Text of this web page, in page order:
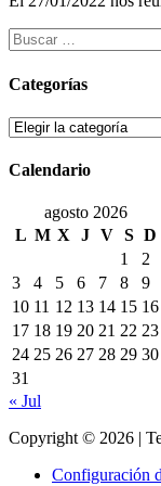
Buscar:
Categorías
Categorías
Calendario
agosto 2026
L M X J V S D
1
2
3
4 5 6 7 8
9
10 11 12 13 14 15 16
17 18 19 20 21 22 23
24 25 26 27 28 29 30
31
« Jul
Copyright © 2026 |
Configuración